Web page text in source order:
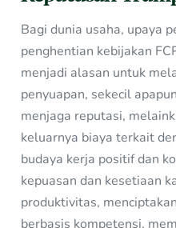
Bagi dunia usaha, upaya
penghentian kebijakan
menjadi alasan untuk
penyuapan, sekecil
menjaga reputasi,
keluarnya biaya terkait
budaya kerja positif dan
kepuasan dan kesetiaan
produktivitas,
berbasis kompetensi,